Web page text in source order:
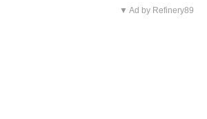
▼ Ad by Refinery89